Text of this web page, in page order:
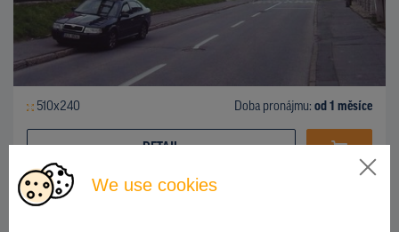
We use cookies
510x240 Doba pronájmu: od 1 měsíce
DETAIL